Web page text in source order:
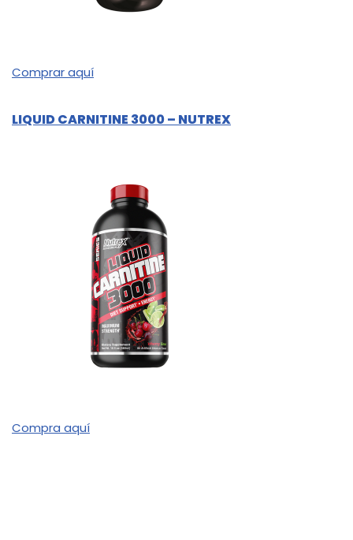
Comprar aquí
LIQUID CARNITINE 3000 – NUTREX
Compra aquí